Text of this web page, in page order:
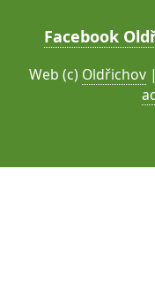
Facebook
Web (c) Oldřichov |